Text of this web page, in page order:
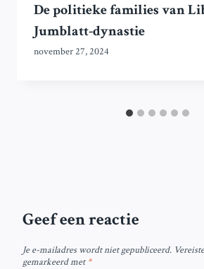
De politieke families van
Jumblatt-dynastie
november 27, 2024
Geef een reactie
Je e-mailadres wordt niet gepubliceerd.
gemarkeerd met*